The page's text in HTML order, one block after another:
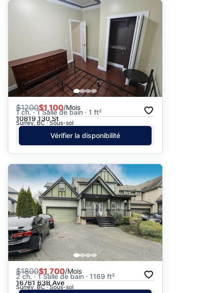
$1200$1,100/Mois
1 ch. · 1 Salle de bain · 1 ft²
10819 130 St
Surrey, BC · Sous-sol
Vérifier la disponibilité
$1800$1,700/Mois
2 ch. · 1 Salle de bain · 1169 ft²
16761 63B Ave
Surrey, BC · Sous-sol